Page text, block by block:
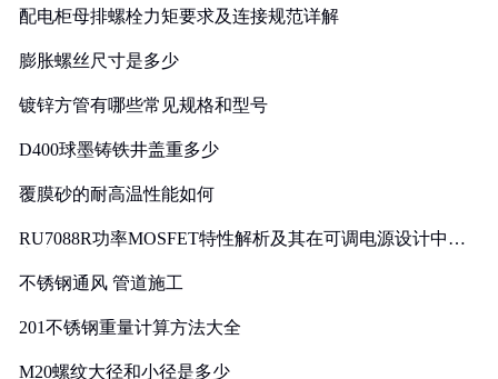
配电柜母排螺栓力矩要求及连接规范详解
膨胀螺丝尺寸是多少
镀锌方管有哪些常见规格和型号
D400球墨铸铁井盖重多少
覆膜砂的耐高温性能如何
RU7088R功率MOSFET特性解析及其在可调电源设计中的
不锈钢通风 管道施工
201不锈钢重量计算方法大全
M20螺纹大径和小径是多少